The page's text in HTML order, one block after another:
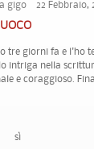
gigo 22 Febbraio,
tre giorni fa e l'ho
intriga nella
e coraggioso.
sì